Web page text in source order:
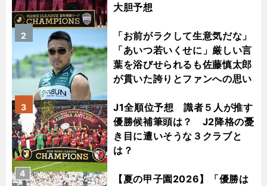
大胆予想
「お前がラクして生意気だな」
「あいつ若いくせに」厳しい言
葉を浴びせられるも佐藤慎太郎
が貫いた誇りとファンへの思い
2
J1全順位予想 識者５人が推す
優勝候補筆頭は？ J2降格の憂
き目に遭いそうな３クラブと
は？
3
【夏の甲子園2026】「優勝は
4